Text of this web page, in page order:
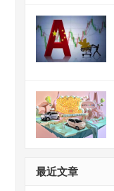
最近文章